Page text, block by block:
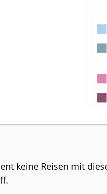
keine Reisen mit